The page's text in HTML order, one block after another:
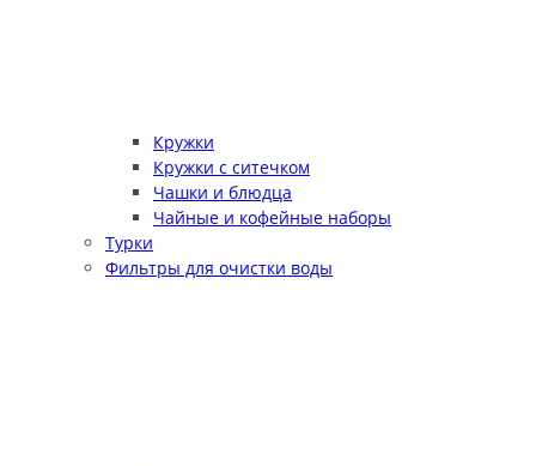
Кружки
Кружки с ситечком
Чашки и блюдца
Чайные и кофейные наборы
Турки
Фильтры для очистки воды